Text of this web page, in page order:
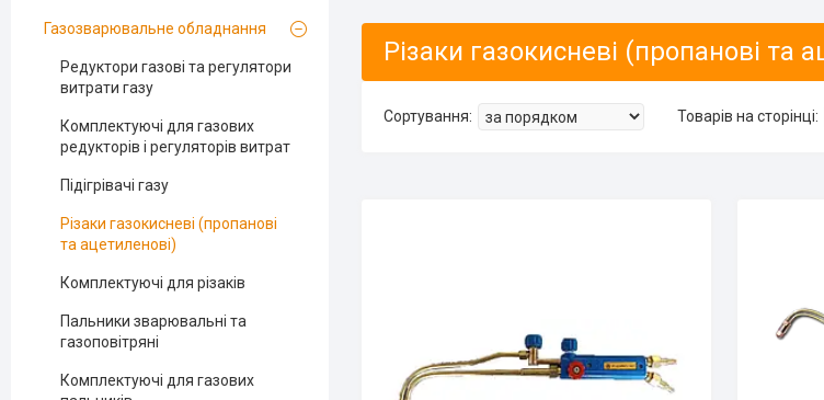
Різаки газокисневі (пропанові та
Газозварювальне обладнання
Редуктори газові та регулятори
витрати газу
Комплектуючі для газових
редукторів і регуляторів витрат
Підігрівачі газу
Різаки газокисневі (пропанові
та ацетиленові)
Комплектуючі для різаків
Пальники зварювальні та
газоповітряні
Комплектуючі для газових